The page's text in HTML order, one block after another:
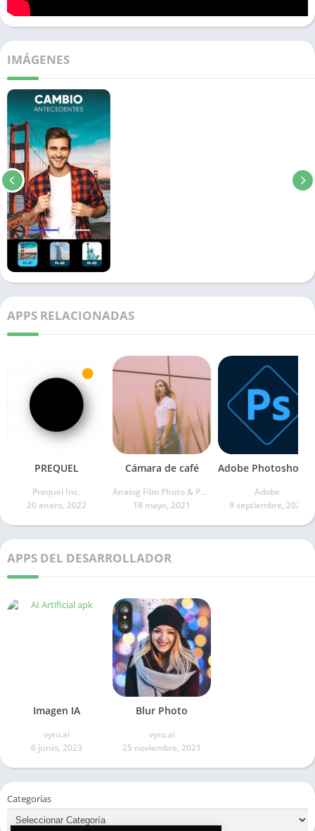
IMÁGENES
APPS RELACIONADAS
PREQUEL
Prequel Inc.
20 enero, 2022
Cámara de café
Analog Film Photo & Photo Editor & Camera
18 mayo, 2021
Adobe
9 septiembre, 2021
APPS DEL DESARROLLADOR
Imagen IA
vyro.ai
6 junio, 2023
Blur Photo
vyro.ai
25 noviembre, 2021
Categorías